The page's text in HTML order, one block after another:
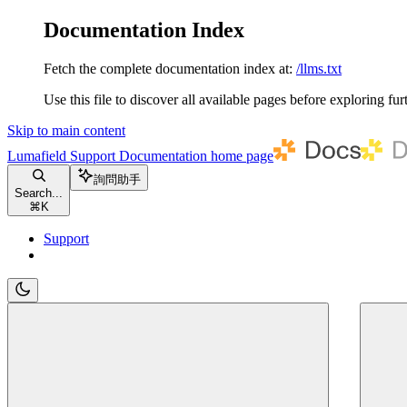
Documentation Index
Fetch the complete documentation index at: /llms.txt
Use this file to discover all available pages before exploring
Skip to main content
Lumafield Support Documentation home page
Search...
⌘ K
詢問助手
Support